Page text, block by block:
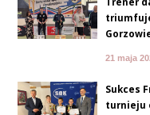
21 maja
Sukces
turnieju